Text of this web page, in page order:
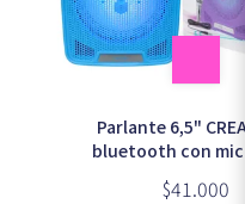
Parlante 6,5"
bluetooth con
$41.000